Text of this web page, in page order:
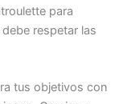
para
respetar las
tus objetivos con